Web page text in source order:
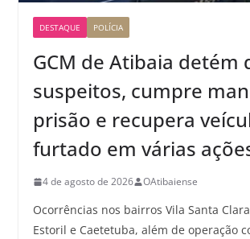
DESTAQUE POLÍCIA
GCM de Atibaia detém
suspeitos, cumpre
prisão e recupera
furtado em várias
4 de agosto de 2026 OAtibaiense
Ocorrências nos bairros Vila Santa
Estoril e Caetetuba, além de operação